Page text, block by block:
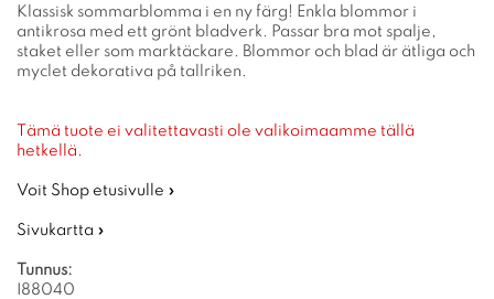
Klassisk sommarblomma i en ny färg! Enkla blommor i
antikrosa med ett grönt bladverk. Passar bra mot spalje,
staket eller som marktäckare. Blommor och blad är ätliga och
myclet dekorativa på tallriken.
Tämä tuote ei valitettavasti ole valikoimaamme tällä
hetkellä.
Voit Shop etusivulle »
Sivukartta »
Tunnus:
I88040